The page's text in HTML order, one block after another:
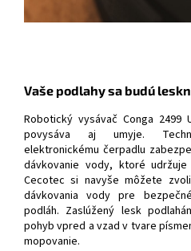
Vaše podlahy sa budú
Robotický vysávač Conga 2499
povysáva aj umyje.
elektronickému čerpadlu
dávkovanie vody, ktoré
Cecotec si navyše môžete
dávkovania vody pre
podláh. Zaslúžený lesk
pohyb vpred a vzad v tvare
mopovanie.